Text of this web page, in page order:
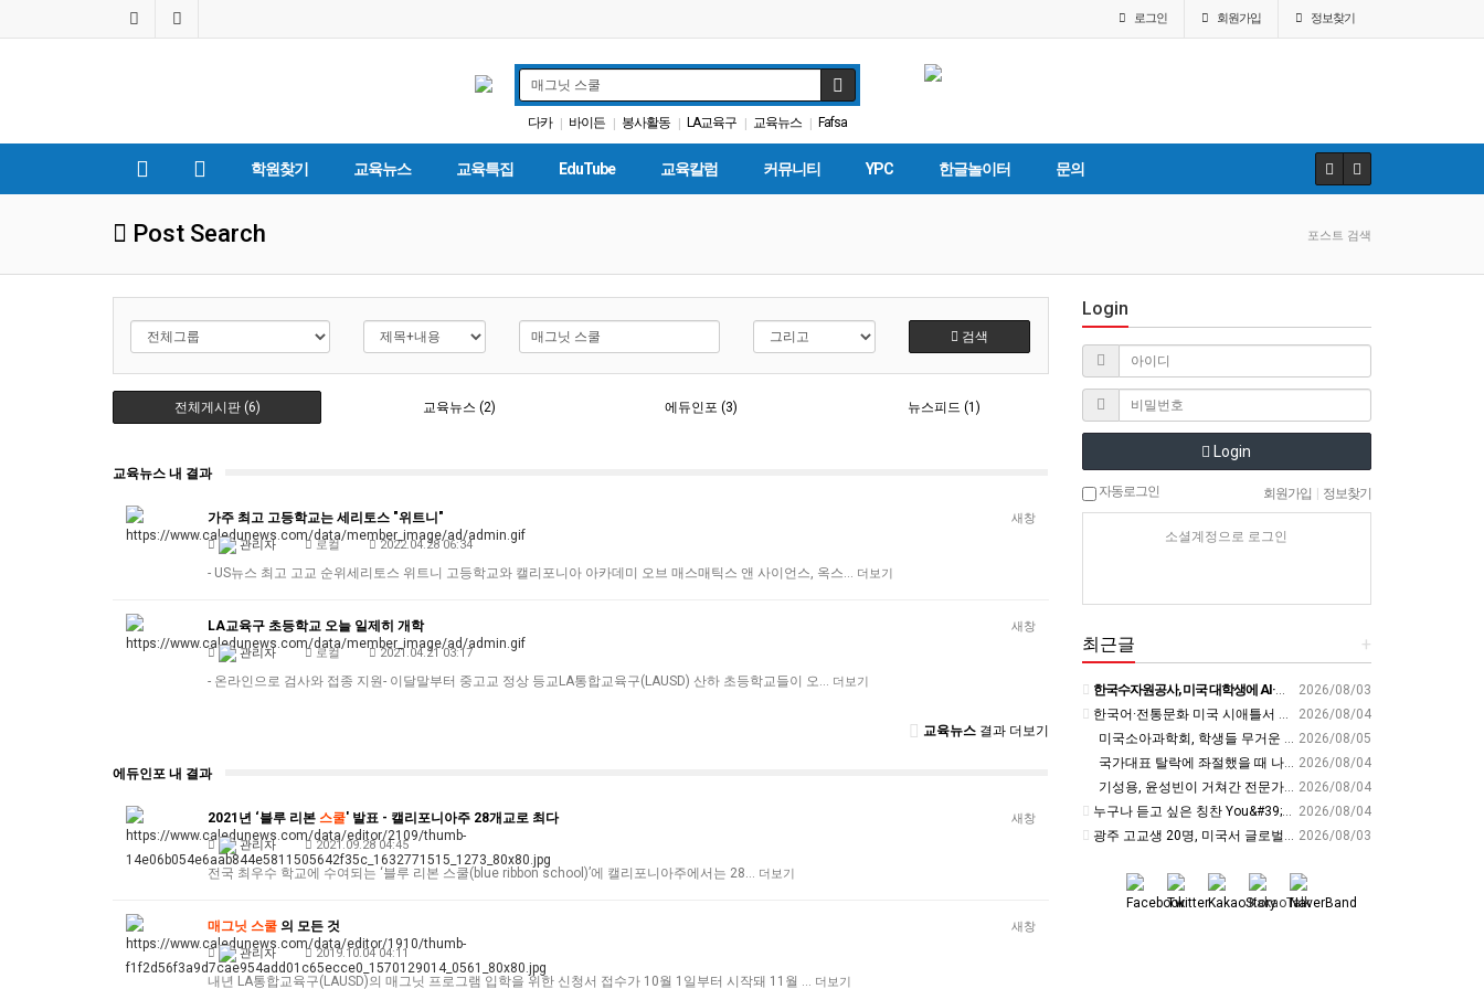
로그인 회원가입 정보찾기
다카 | 바이든 | 봉사활동 | LA교육구 | 교육뉴스 | Fafsa
| 가주교육부 | 학자금 | 휴교 | 매그닛 스쿨
학원찾기 교육뉴스 교육특집 EduTube 교육칼럼 커뮤니티 YPC 한글놀이터 문의
Post Search 포스트 검색
검색
전체게시판 (6) 교육뉴스 (2) 에듀인포 (3) 뉴스피드 (1)
교육뉴스 내 결과
새창
가주 최고 고등학교는 세리토스 "위트니"
관리자 로컬 2022.04.28 06:34
- US뉴스 최고 고교 순위세리토스 위트니 고등학교와 캘리포니아 아카데미 오브 매스매틱스 앤 사이언스, 옥스… 더보기
새창
LA교육구 초등학교 오늘 일제히 개학
관리자 로컬 2021.04.21 03:17
- 온라인으로 검사와 접종 지원- 이달말부터 중고교 정상 등교LA통합교육구(LAUSD) 산하 초등학교들이 오… 더보기
교육뉴스결과 더보기
에듀인포 내 결과
새창
2021년 ‘블루 리본 스쿨' 발표 - 캘리포니아주 28개교로 최다
관리자 2021.09.28 04:45
전국 최우수 학교에 수여되는 ‘블루 리본 스쿨(blue ribbon school)’에 캘리포니아주에서는 28… 더보기
새창
매그닛 스쿨 의 모든 것
관리자 2019.10.04 04:11
내년 LA통합교육구(LAUSD)의 매그닛 프로그램 입학을 위한 신청서 접수가 10월 1일부터 시작돼 11월 … 더보기
Login
Login
자동로그인 회원가입 정보찾기
소셜계정으로 로그인
+
최근글
2026/08/03
한국수자원공사, 미국 대학생에 AI·디지털트윈 물관리 교육 - cfnews.kr
2026/08/04
한국어·전통문화 미국 시애틀서 알렸다… 전북교육청, 국제교육 협력 확대 - 세계일보
2026/08/05
미국소아과학회, 학생들 무거운 책가방 ‘경고’ - 교육플러스
2026/08/04
국가대표 탈락에 좌절했을 때 나를 살린 부모님의 &#39;이 행동&#39; | 김아랑 전 쇼트트랙 선수 | 국가대표 쇼트트랙 올림픽 금메달 | 세바시 2116회
2026/08/04
기성용, 윤성빈이 거쳐간 전문가의 경고 &#39;이런 사람은 운동, 안하는 게 낫습니다&#39; | 홍정기 차의과대학스포츠의학대학원장 | 운동 건강 체중조절 면역력 | 세바시 2118회
2026/08/04
누구나 듣고 싶은 칭찬 You&#39;re thriving✨(번창❌)
2026/08/03
광주 고교생 20명, 미국서 글로벌 리더십 키운다 - 호남교육신문